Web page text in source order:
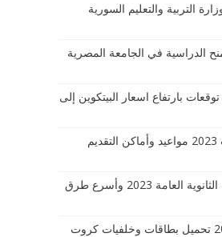
التربية والتعليم السورية
الدراسية في الجامعة المصرية
بارتفاع اسعار البيتكوين إلى
اختبارات القدرات 2023 مواعيد وأماكن التقديم
موعد ظهور نتيجة الثانوية العامة 2023 وأسرع طرق
صور رمضان 2023 تحميل بطاقات وخلفيات كروت